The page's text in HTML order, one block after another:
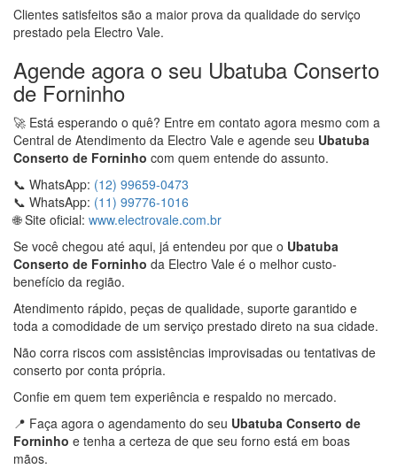
Clientes satisfeitos são a maior prova da qualidade do serviço
prestado pela Electro Vale.
Agende agora o seu Ubatuba Conserto
de Forninho
🚀 Está esperando o quê? Entre em contato agora mesmo com a
Central de Atendimento da Electro Vale e agende seu Ubatuba
Conserto de Forninho com quem entende do assunto.
📞 WhatsApp: (12) 99659‑0473
📞 WhatsApp: (11) 99776‑1016
🌐 Site oficial: www.electrovale.com.br
Se você chegou até aqui, já entendeu por que o Ubatuba
Conserto de Forninho da Electro Vale é o melhor custo-
benefício da região.
Atendimento rápido, peças de qualidade, suporte garantido e
toda a comodidade de um serviço prestado direto na sua cidade.
Não corra riscos com assistências improvisadas ou tentativas de
conserto por conta própria.
Confie em quem tem experiência e respaldo no mercado.
📍 Faça agora o agendamento do seu Ubatuba Conserto de
Forninho e tenha a certeza de que seu forno está em boas
mãos.